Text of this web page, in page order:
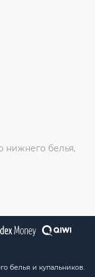
нижнего белья,
белья и купальников.